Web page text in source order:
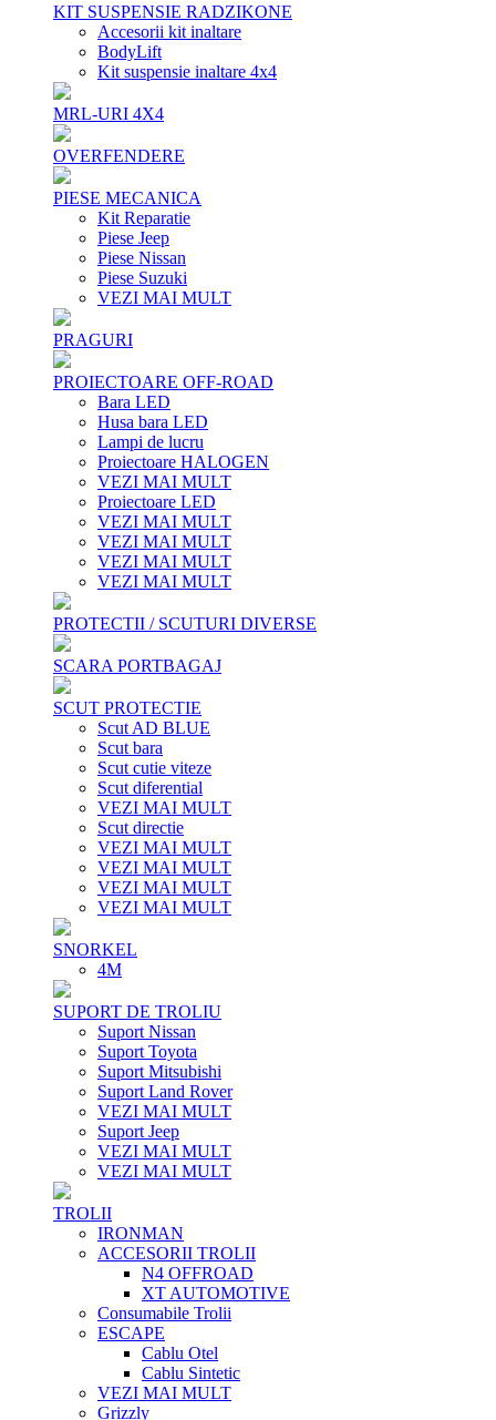
KIT SUSPENSIE RADZIKONE
Accesorii kit inaltare
BodyLift
Kit suspensie inaltare 4x4
MRL-URI 4X4
OVERFENDERE
PIESE MECANICA
Kit Reparatie
Piese Jeep
Piese Nissan
Piese Suzuki
VEZI MAI MULT
PRAGURI
PROIECTOARE OFF-ROAD
Bara LED
Husa bara LED
Lampi de lucru
Proiectoare HALOGEN
VEZI MAI MULT
Proiectoare LED
VEZI MAI MULT
VEZI MAI MULT
VEZI MAI MULT
VEZI MAI MULT
PROTECTII / SCUTURI DIVERSE
SCARA PORTBAGAJ
SCUT PROTECTIE
Scut AD BLUE
Scut bara
Scut cutie viteze
Scut diferential
VEZI MAI MULT
Scut directie
VEZI MAI MULT
VEZI MAI MULT
VEZI MAI MULT
VEZI MAI MULT
SNORKEL
4M
SUPORT DE TROLIU
Suport Nissan
Suport Toyota
Suport Mitsubishi
Suport Land Rover
VEZI MAI MULT
Suport Jeep
VEZI MAI MULT
VEZI MAI MULT
TROLII
IRONMAN
ACCESORII TROLII
N4 OFFROAD
XT AUTOMOTIVE
Consumabile Trolii
ESCAPE
Cablu Otel
Cablu Sintetic
VEZI MAI MULT
Grizzly